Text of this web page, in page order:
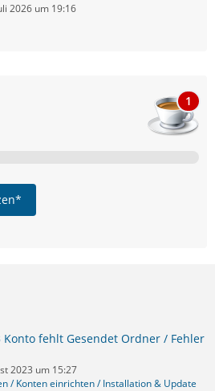
2026 um 19:16
1
Konto fehlt Gesendet Ordner / Fehler
2023 um 15:27
/ Konten einrichten / Installation & Update